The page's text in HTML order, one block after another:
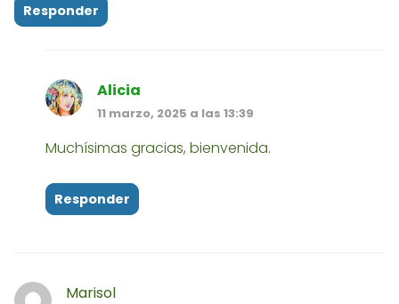
Responder
Alicia
11 marzo, 2025 a las 13:39
Muchísimas gracias, bienvenida.
Responder
Marisol